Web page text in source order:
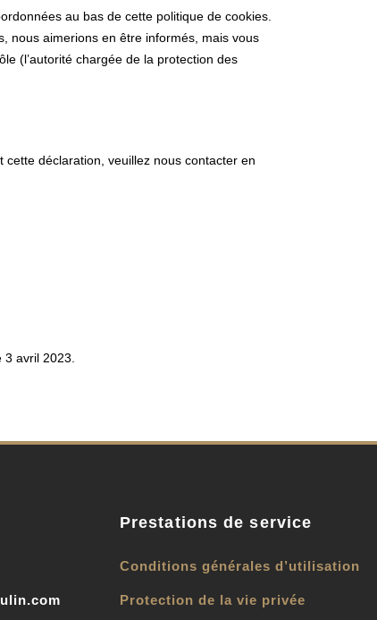
au bas de cette politique de cookies.
nous aimerions en être informés, mais vous
(l’autorité chargée de la protection des
déclaration, veuillez nous contacter en
3 avril 2023.
Prestations de service
Conditions générales d’utilisation
Protection de la vie privée